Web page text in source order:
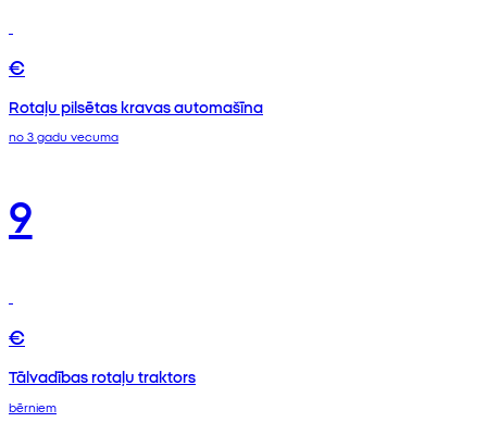
€
Rotaļu pilsētas kravas automašīna
no 3 gadu vecuma
9
€
Tālvadības rotaļu traktors
bērniem